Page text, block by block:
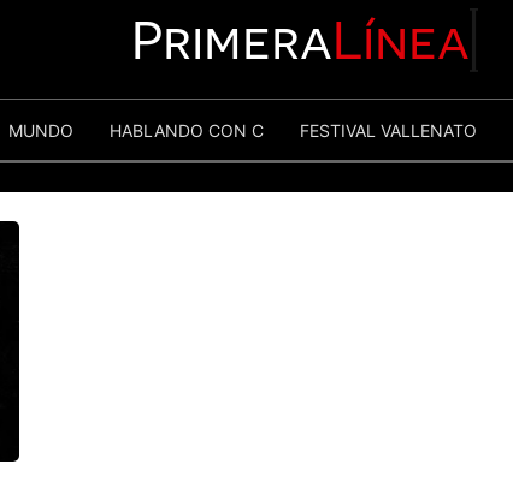
PrimeraLínea
MUNDO HABLANDO CON C FESTIVAL VALLENATO